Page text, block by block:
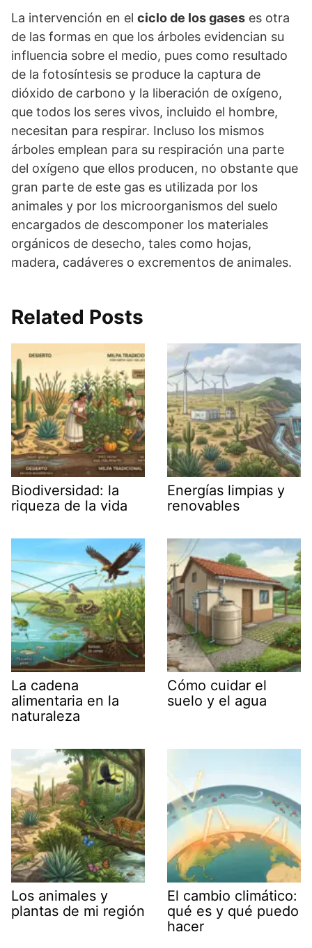
La intervención en el ciclo de los gases es otra
de las formas en que los árboles evidencian su
influencia sobre el medio, pues como resultado
de la fotosíntesis se produce la captura de
dióxido de carbono y la liberación de oxígeno,
que todos los seres vivos, incluido el hombre,
necesitan para respirar. Incluso los mismos
árboles emplean para su respiración una parte
del oxígeno que ellos producen, no obstante que
gran parte de este gas es utilizada por los
animales y por los microorganismos del suelo
encargados de descomponer los materiales
orgánicos de desecho, tales como hojas,
madera, cadáveres o excrementos de animales.
Related Posts
Biodiversidad: la
riqueza de la vida
Energías limpias y
renovables
La cadena
alimentaria en la
naturaleza
Cómo cuidar el
suelo y el agua
Los animales y
plantas de mi región
El cambio climático:
qué es y qué puedo
hacer